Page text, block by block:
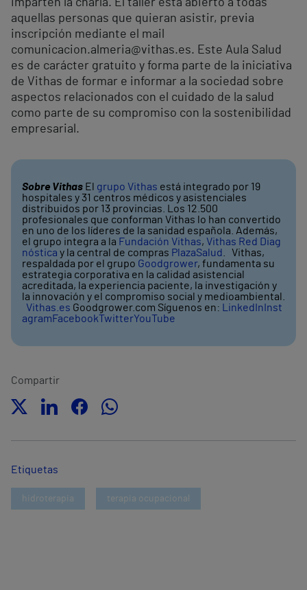
imparten la charla. El taller está abierto a todas
aquellas personas que quieran asistir, previa
inscripción mediante el mail
comunicacion.almeria@vithas.es. Este Aula Salud
es de carácter gratuito y forma parte de la iniciativa
de Vithas de formar e informar a la sociedad sobre
aspectos relacionados con el cuidado de la salud
como parte de su compromiso con la sostenibilidad
empresarial.
Sobre Vithas El grupo Vithas está integrado por 19
hospitales y 31 centros médicos y asistenciales
distribuidos por 13 provincias. Los 12.500
profesionales que conforman Vithas lo han convertido
en uno de los líderes de la sanidad española. Además,
el grupo integra a la Fundación Vithas, Vithas Red Diag
nóstica y la central de compras PlazaSalud
. Vithas,
respaldada por el grupo Goodgrower, fundamenta su
estrategia corporativa en la calidad asistencial
acreditada, la experiencia paciente, la investigación y
la innovación y el compromiso social y medioambiental.
Vithas.es Goodgrower.com Síguenos en: LinkedIn Inst
agramFacebookTwitterYouTube
Compartir
Etiquetas
hidroterapia terapia ocupacional